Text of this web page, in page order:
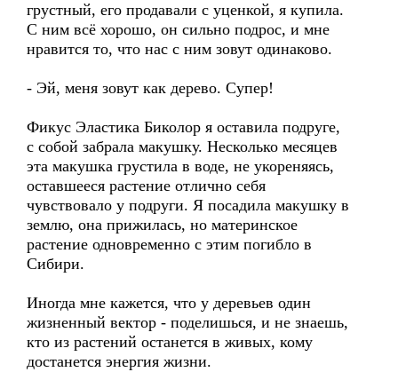
грустный, его продавали с уценкой, я купила.
С ним всё хорошо, он сильно подрос, и мне
нравится то, что нас с ним зовут одинаково.
- Эй, меня зовут как дерево. Супер!
Фикус Эластика Биколор я оставила подруге,
с собой забрала макушку. Несколько месяцев
эта макушка грустила в воде, не укореняясь,
оставшееся растение отлично себя
чувствовало у подруги. Я посадила макушку в
землю, она прижилась, но материнское
растение одновременно с этим погибло в
Сибири.
Иногда мне кажется, что у деревьев один
жизненный вектор - поделишься, и не знаешь,
кто из растений останется в живых, кому
достанется энергия жизни.